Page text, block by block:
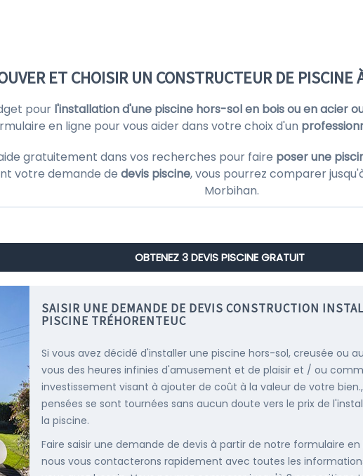
ET CHOISIR UN CONSTRUCTEUR DE PISCINE
pour l'installation d'une piscine hors-sol en bois ou en acier
en ligne pour vous aider dans votre choix d'un
gratuitement dans vos recherches pour faire poser une
votre demande de devis piscine, vous pourrez comparer
Morbihan.
OBTENEZ 3 DEVIS PISCINE GRATUIT
SAISIR UNE DEMANDE DE DEVIS CONSTRUCTION
PISCINE TRÉHORENTEUC
Si vous avez décidé d'installer une piscine hors-sol, creusée ou
vous des heures infinies d'amusement et de plaisir et / ou
investissement visant à ajouter de coût à la valeur de votre
pensées se sont tournées sans aucun doute vers le prix de
la piscine.
Faire saisir une demande de devis à partir de notre formulaire
nous vous contacterons rapidement avec toutes les